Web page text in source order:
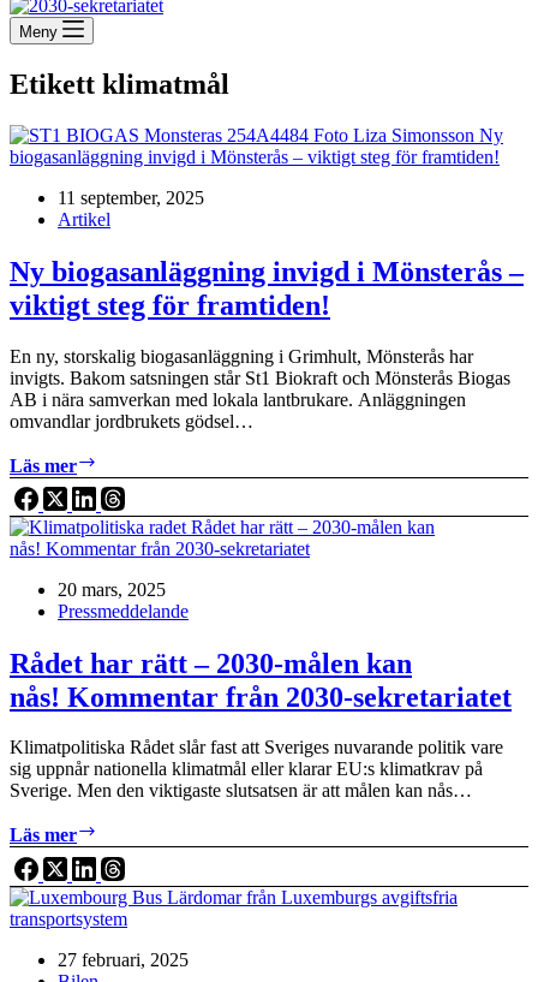
Meny
Etikett klimatmål
11 september, 2025
Artikel
Ny biogasanläggning invigd i Mönsterås –
viktigt steg för framtiden!
En ny, storskalig biogasanläggning i Grimhult, Mönsterås har
invigts. Bakom satsningen står St1 Biokraft och Mönsterås Biogas
AB i nära samverkan med lokala lantbrukare. Anläggningen
omvandlar jordbrukets gödsel…
Läs mer
biogasanläggning
invigd
i
Mönsterås
viktigt
steg
framtiden!
20 mars, 2025
Pressmeddelande
Rådet har rätt – 2030-målen kan
nås! Kommentar från 2030-sekretariatet
Klimatpolitiska Rådet slår fast att Sveriges nuvarande politik vare
sig uppnår nationella klimatmål eller klarar EU:s klimatkrav på
Sverige. Men den viktigaste slutsatsen är att målen kan nås…
Läs mer
har
rätt
–
2030-
kan
27 februari, 2025